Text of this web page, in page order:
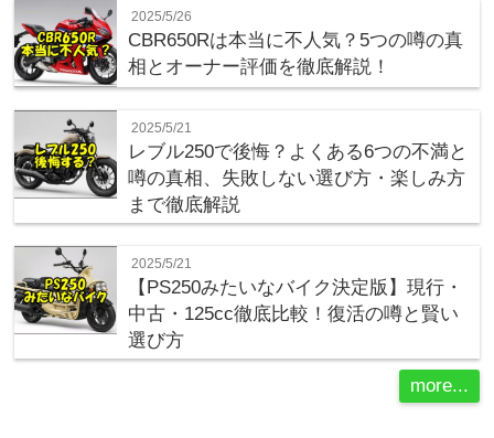
2025/5/26
CBR650Rは本当に不人気？5つの噂の真
相とオーナー評価を徹底解説！
2025/5/21
レブル250で後悔？よくある6つの不満と
噂の真相、失敗しない選び方・楽しみ方
まで徹底解説
2025/5/21
【PS250みたいなバイク決定版】現行・
中古・125cc徹底比較！復活の噂と賢い
選び方
more...